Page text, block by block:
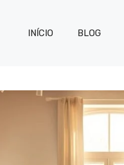
INÍCIO BLOG